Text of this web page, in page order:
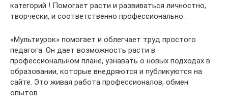
категорий ! Помогает расти и развиваться личностно,
творчески, и соответственно профессионально .
«Мультиурок» помогает и облегчает труд простого
педагога. Он дает возможность расти в
профессиональном плане, узнавать о новых подходах в
образовании, которые внедряются и публикуются на
сайте. Это живая работа профессионалов, обмен
опытов.